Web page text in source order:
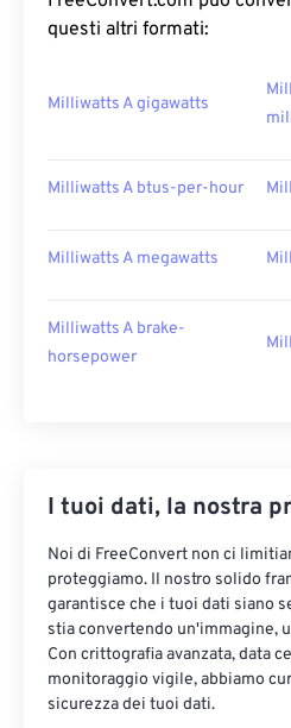
questi altri formati:
Milliwatts A gigawatts
Milliwatts A btus-per-hour
Milliwatts A megawatts
Milliwatts A brake-
horsepower
I tuoi dati, la nostra
Noi di FreeConvert non ci
proteggiamo. Il nostro solido
garantisce che i tuoi dati siano
stia convertendo un'immagine,
Con crittografia avanzata, data
monitoraggio vigile, abbiamo
sicurezza dei tuoi dati.